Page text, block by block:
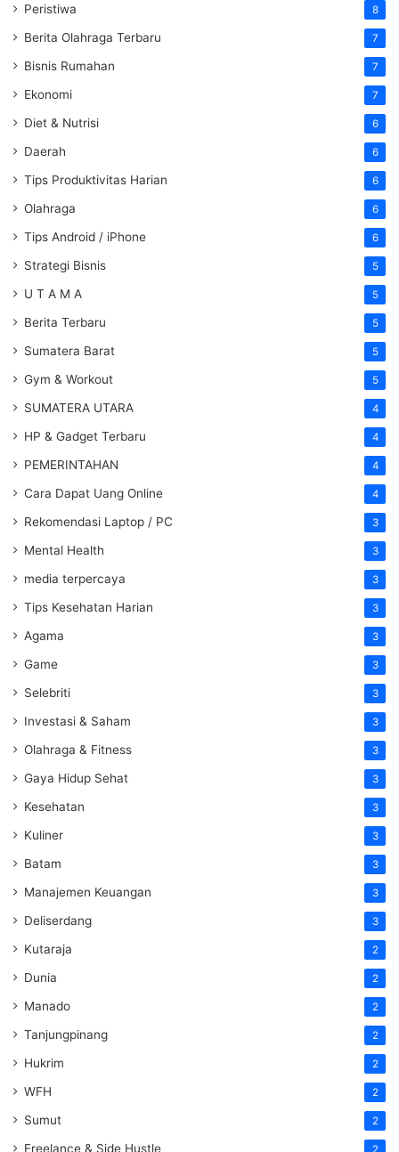
Peristiwa 8
Berita Olahraga Terbaru 7
Bisnis Rumahan 7
Ekonomi 7
Diet & Nutrisi 6
Daerah 6
Tips Produktivitas Harian 6
Olahraga 6
Tips Android / iPhone 6
Strategi Bisnis 5
U T A M A 5
Berita Terbaru 5
Sumatera Barat 5
Gym & Workout 5
SUMATERA UTARA 4
HP & Gadget Terbaru 4
PEMERINTAHAN 4
Cara Dapat Uang Online 4
Rekomendasi Laptop / PC 3
Mental Health 3
media terpercaya 3
Tips Kesehatan Harian 3
Agama 3
Game 3
Selebriti 3
Investasi & Saham 3
Olahraga & Fitness 3
Gaya Hidup Sehat 3
Kesehatan 3
Kuliner 3
Batam 3
Manajemen Keuangan 3
Deliserdang 3
Kutaraja 2
Dunia 2
Manado 2
Tanjungpinang 2
Hukrim 2
WFH 2
Sumut 2
Freelance & Side Hustle 2